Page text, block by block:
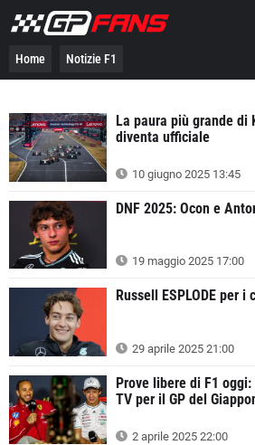
Home Notizie F1
La paura più grande di
diventa ufficiale
10 giugno 2025 13:45
DNF 2025: Ocon e
19 maggio 2025 17:00
Russell ESPLODE per i
29 aprile 2025 21:00
Prove libere di F1
TV per il GP del
2 aprile 2025 22:00